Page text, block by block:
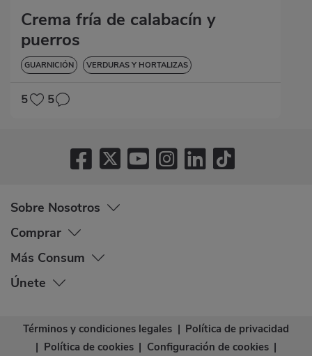
Crema fría de calabacín y
puerros
GUARNICIÓN VERDURAS Y HORTALIZAS
5 5
Sobre Nosotros
Comprar
Más Consum
Únete
Términos y condiciones legales | Política de privacidad
| Política de cookies | Configuración de cookies |